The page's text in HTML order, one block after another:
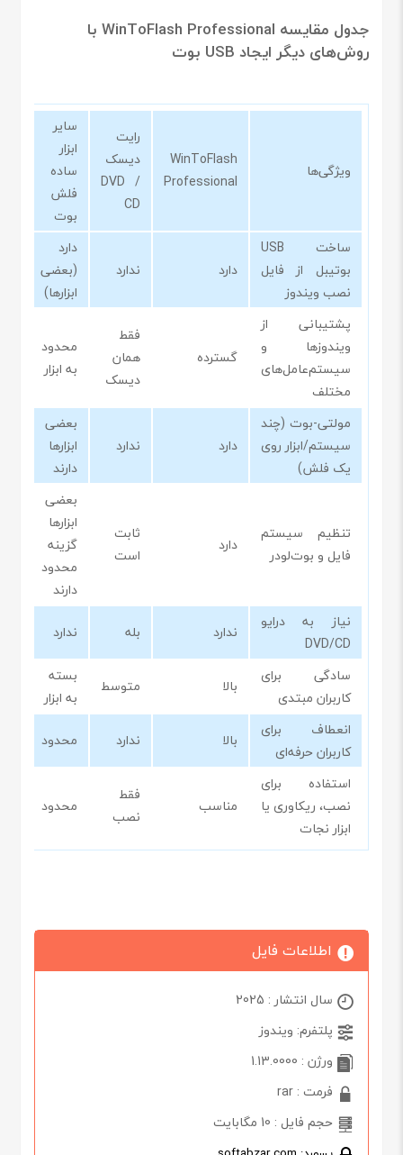
جدول مقایسه WinToFlash Professional با
روش‌های دیگر ایجاد USB بوت
ویژگی‌ها
WinToFlash
Professional
رایت
دیسک
DVD /
CD
سایر
ابزار
ساده
فلش
بوت
ساخت USB
بوتیبل از فایل
نصب ویندوز
دارد ندارد
دارد
(بعضی
ابزارها)
پشتیبانی از
ویندوزها و
سیستم‌عامل‌های
مختلف
گسترده
فقط
همان
دیسک
محدود
به ابزار
مولتی-بوت (چند
سیستم/ابزار روی
یک فلش)
دارد ندارد
بعضی
ابزارها
دارند
تنظیم سیستم
فایل و بوت‌لودر
دارد
ثابت
است
بعضی
ابزارها
گزینه
محدود
دارند
نیاز به درایو
DVD/CD
ندارد بله
ندارد
سادگی برای
کاربران مبتدی
بالا متوسط
بسته
به ابزار
انعطاف برای
کاربران حرفه‌ای
بالا ندارد
محدود
استفاده برای
نصب، ریکاوری یا
ابزار نجات
مناسب
فقط
نصب
محدود
اطلاعات فایل
سال انتشار : 2025
پلتفرم: ویندوز
ورژن : 1.13.0000
فرمت : rar
حجم فایل : 10 مگابایت